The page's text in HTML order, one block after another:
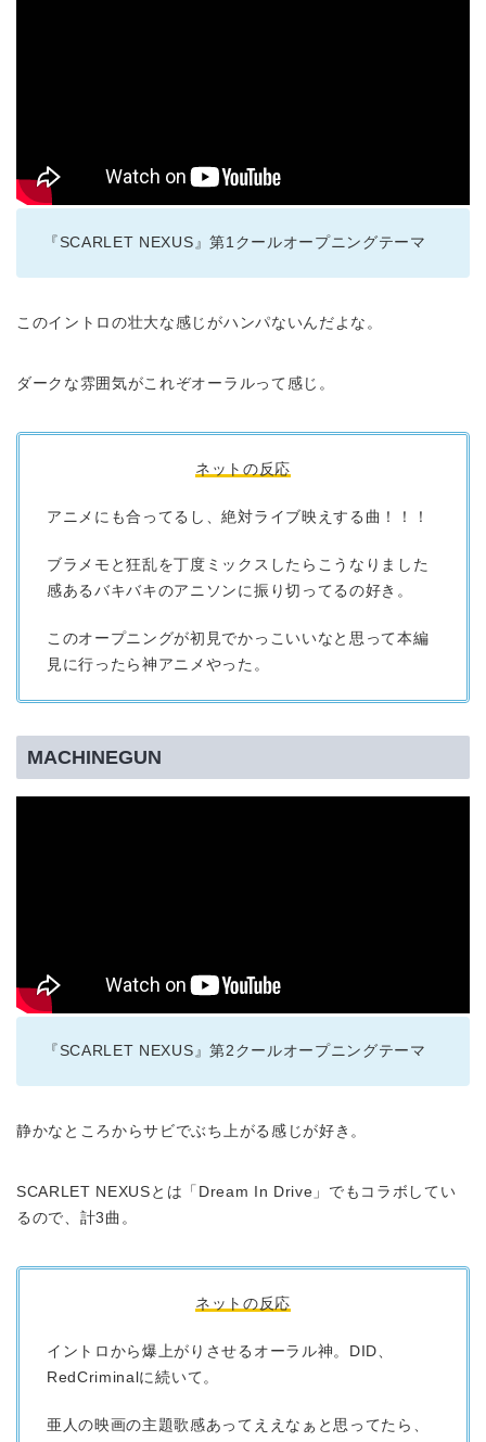
『SCARLET NEXUS』第1クールオープニングテーマ
このイントロの壮大な感じがハンパないんだよな。
ダークな雰囲気がこれぞオーラルって感じ。
ネットの反応
アニメにも合ってるし、絶対ライブ映えする曲！！！
ブラメモと狂乱を丁度ミックスしたらこうなりました
感あるバキバキのアニソンに振り切ってるの好き。
このオープニングが初見でかっこいいなと思って本編
見に行ったら神アニメやった。
MACHINEGUN
『SCARLET NEXUS』第2クールオープニングテーマ
静かなところからサビでぶち上がる感じが好き。
SCARLET NEXUSとは「Dream In Drive」でもコラボしてい
るので、計3曲。
ネットの反応
イントロから爆上がりさせるオーラル神。DID、
RedCriminalに続いて。
亜人の映画の主題歌感あってええなぁと思ってたら、